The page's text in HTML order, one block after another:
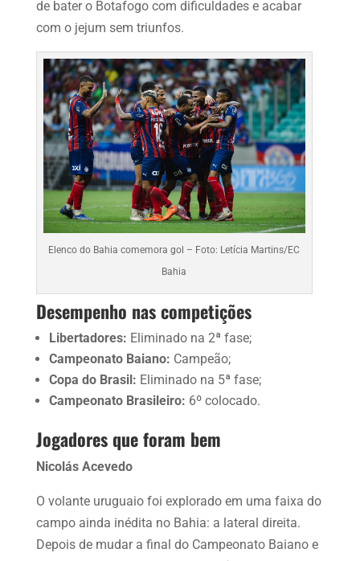
de bater o Botafogo com dificuldades e acabar
com o jejum sem triunfos.
Elenco do Bahia comemora gol – Foto: Letícia Martins/EC
Bahia
Desempenho nas competições
Libertadores: Eliminado na 2ª fase;
Campeonato Baiano: Campeão;
Copa do Brasil: Eliminado na 5ª fase;
Campeonato Brasileiro: 6º colocado.
Jogadores que foram bem
Nicolás Acevedo
O volante uruguaio foi explorado em uma faixa do
campo ainda inédita no Bahia: a lateral direita.
Depois de mudar a final do Campeonato Baiano e